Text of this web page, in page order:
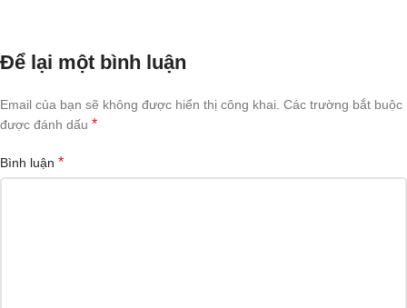
Để lại một bình luận
Email của bạn sẽ không được hiển thị công khai. Các trường bắt buộc
được đánh dấu *
Bình luận *